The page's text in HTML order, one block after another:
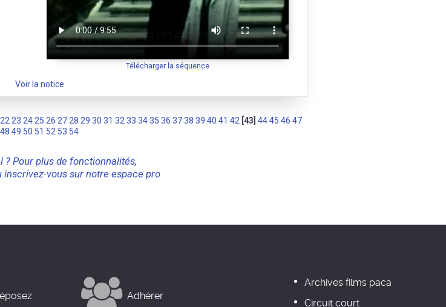
Télécharger la séquence
Voir la notice
22 23 24 25 26 27 28 29 30 31 32 33 3435 36 3738 39 40 41 42 [43] 4445 46 47
48 49 50 51 52 53 54
? Pour plus de fonctionnalités,
inscrivez-vous sur notre espace pro
Adhérer
Archives films paca
Circuit court